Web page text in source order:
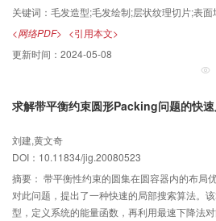
化，并提供了多种造型工具，如梳理、吹风、
些造型工具，用户可以灵活、直观地对短毛形
了一个毛发纹理生成器，使用户可以通过设计
和颜色等属性进行整体控制。实验结果表明，
力，并具有非常好的可操作性和用户交互性。
关键词： 毛发造型;毛发绘制;层状纹理切片;表面
<网络PDF> <引用本文>
更新时间： 2024-05-08
求解带平衡约束圆形Packing问题的快
刘建,黄文奇
DOI：10.11834/jig.20080523
摘要： 带平衡性约束的圆集在圆容器内的布局
对此问题，提出了一种快速的局部搜索算法。
型，定义系统的能量函数，再利用最速下降法